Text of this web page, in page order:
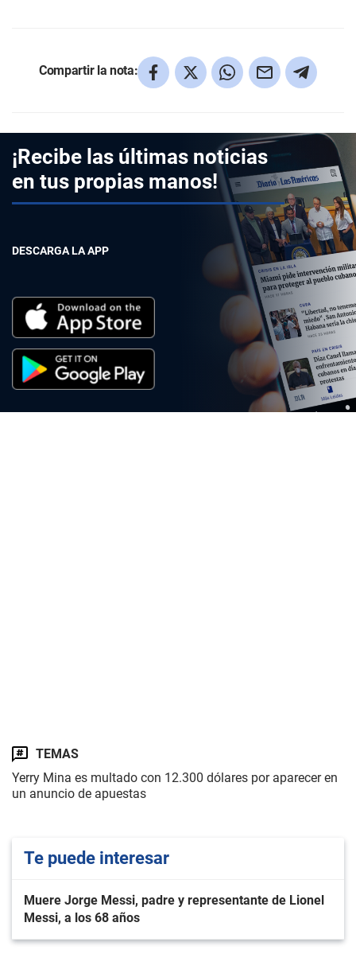
Compartir la nota:
¡Recibe las últimas noticias
en tus propias manos!
DESCARGA LA APP
TEMAS
Yerry Mina es multado con 12.300 dólares por aparecer en
un anuncio de apuestas
Te puede interesar
Muere Jorge Messi, padre y representante de Lionel
Messi, a los 68 años